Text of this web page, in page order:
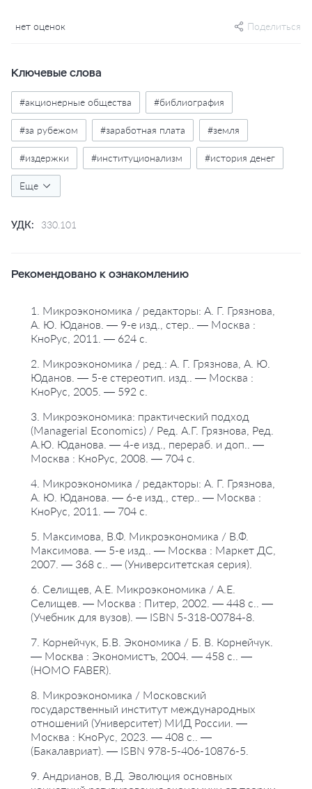
нет оценок Поделиться
Ключевые слова
#акционерные общества #библиография
#за рубежом #заработная плата #земля
#издержки #институционализм #история денег
#история экономики
#микроэкономика #монетаризм
#природные ресурсы #россия #рынок капитала
#стоимость #теория денег #теория экономики
#фондовые биржи #ценные бумаги #цивилизация
#экономические учения
Еще
УДК: 330.101
Рекомендовано к ознакомлению
1. Микроэкономика / редакторы: А. Г. Грязнова,
А. Ю. Юданов. — 9-е изд., стер.. — Москва :
КноРус, 2011. — 624 с.
2. Микроэкономика / ред.: А. Г. Грязнова, А. Ю.
Юданов. — 5-е стереотип. изд.. — Москва :
КноРус, 2005. — 592 с.
3. Микроэкономика: практический подход
(Managerial Economics) / Ред. А.Г. Грязнова, Ред.
А.Ю. Юданова. — 4-е изд., перераб. и доп.. —
Москва : КноРус, 2008. — 704 с.
4. Микроэкономика / редакторы: А. Г. Грязнова,
А. Ю. Юданова. — 6-е изд., стер.. — Москва :
КноРус, 2011. — 704 с.
5. Максимова, В.Ф. Микроэкономика / В.Ф.
Максимова. — 5-е изд.. — Москва : Маркет ДС,
2007. — 368 с.. — (Университетская серия).
6. Селищев, А.Е. Микроэкономика / А.Е.
Селищев. — Москва : Питер, 2002. — 448 с.. —
(Учебник для вузов). — ISBN 5-318-00784-8.
7. Корнейчук, Б.В. Экономика / Б. В. Корнейчук.
— Москва : Экономистъ, 2004. — 458 с.. —
(HOMO FABER).
8. Микроэкономика / Московский
государственный институт международных
отношений (Университет) МИД России. —
Москва : КноРус, 2023. — 408 с.. —
(Бакалавриат). — ISBN 978-5-406-10876-5.
9. Андрианов, В.Д. Эволюция основных